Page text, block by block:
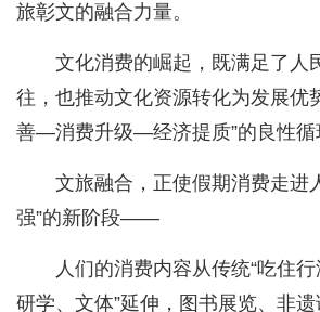
旅彰文的融合力量。
文化消费的崛起，既满足了人
往，也推动文化资源转化为发展优
善—消费升级—经济提质”的良性循
文旅融合，正使假期消费走进
强”的新阶段——
人们的消费内容从传统“吃住行
研学、文体”延伸，图书展览、非